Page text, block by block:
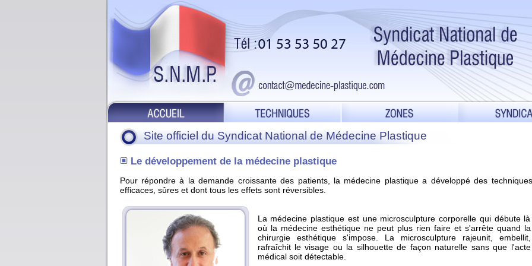
Site officiel du Syndicat National de Médecine Plastique
Le développement de la médecine plastique
Pour répondre à la demande croissante des patients, la médecine plastique a développé des techniques
efficaces, sûres et dont tous les effets sont réversibles.
La médecine plastique est une microsculpture corporelle qui débute là
où la médecine esthétique ne peut plus rien faire et s'arrête quand la
chirurgie esthétique s'impose. La microsculpture rajeunit, embellit,
rafraîchit le visage ou la silhouette de façon naturelle sans que l'acte
médical soit détectable.